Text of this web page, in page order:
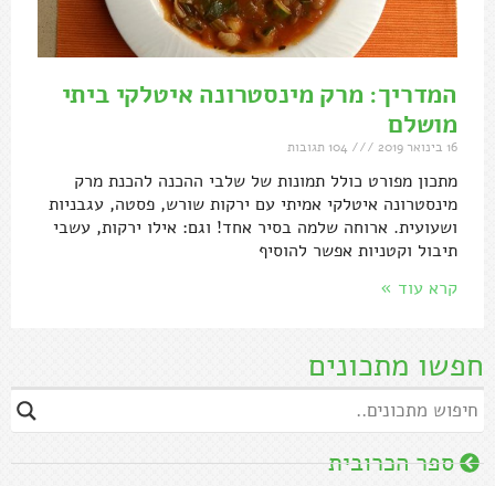
חפשו מתכונים
ספר הכרובית
המדריך: מרק מינסטרונה איטלקי ביתי
מושלם
16 בינואר 2019
מתכון מפורט כולל תמונות של שלבי ההכנה להכנת מרק
מינסטרונה איטלקי אמיתי עם ירקות שורש, פסטה, עגבניות
ושעועית. ארוחה שלמה בסיר אחד! וגם: אילו ירקות, עשבי
תיבול וקטניות אפשר להוסיף
קרא עוד »